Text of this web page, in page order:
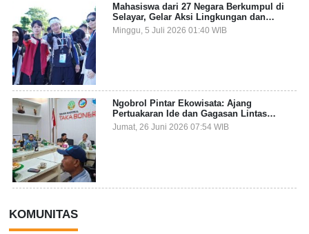
Mahasiswa dari 27 Negara Berkumpul di
Selayar, Gelar Aksi Lingkungan dan
Dalami Kearifan Lokal Bumi Tanadoang
Minggu, 5 Juli 2026 01:40 WIB
Ngobrol Pintar Ekowisata: Ajang
Pertuakaran Ide dan Gagasan Lintas
Sektor
Jumat, 26 Juni 2026 07:54 WIB
KOMUNITAS